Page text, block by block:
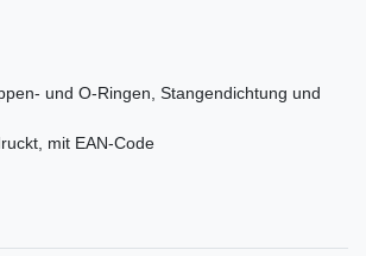
und O-Ringen, Stangendichtung und
mit EAN-Code